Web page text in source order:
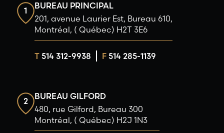
1
BUREAU PRINCIPAL
201, avenue Laurier Est, Bureau 610,
Montréal, ( Québec) H2T 3E6
T514 312-9938 F514 285-1139
2
BUREAU GILFORD
480, rue Gilford, Bureau 300
Montréal, ( Québec) H2J 1N3